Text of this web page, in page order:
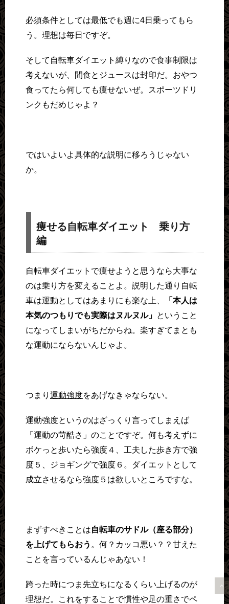
必須条件としては最低でも週に4日乗ってもら
う。理想は毎日ですぞ。
そして自転車ダイエット縛りなので食事制限は
考えないが、間食とジュースは封印だ。おやつ
食ってたら何しても痩せないぜ。スポーツドリ
ンクもだめじゃよ？
ではいよいよ具体的な説明に移ろうじゃない
か。
痩せる自転車ダイエット 乗り方
編
自転車ダイエットで痩せようと思うなら大事な
のは乗り方を変えることよ。説明した通り自転
車は運動としてはあまりにも楽な上、
「本人は
本気のつもりでも実際はヌルヌル」 ということ
になってしまいがちだからね。楽すぎてまとも
な運動にならないんじゃよ。
つまり 運動強度をあげなきゃならない。
運動強度というのはざっくり言ってしまえば
「運動の苛酷さ」のことですぞ。何も考えずに
ボケっと歩いたら強度４、工夫した歩き方で強
度５、ジョギングで強度６。ダイエットとして
成立させるなら強度５は欲しいところですな。
まずすべきことは自転車のサドル（座る部分）
を上げてもらおう 。何？カッコ悪い？？甘えた
ことを言っているんじゃあない！
跨った時につま先立ちになるくらい上げるのが
理想だ。これをすることで慣性や足の重さでペ